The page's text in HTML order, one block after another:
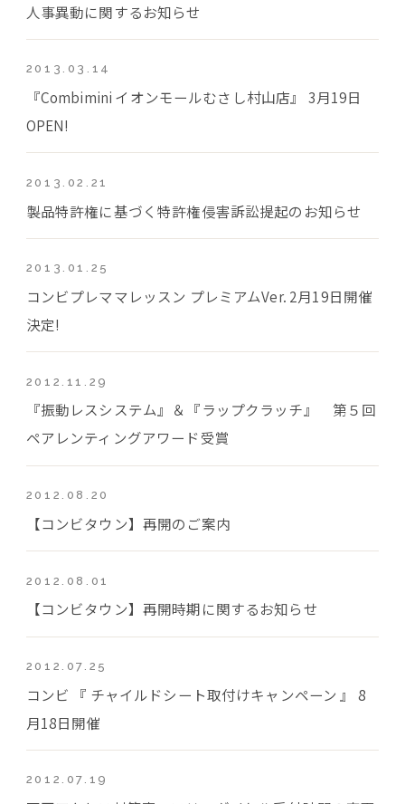
人事異動に関するお知らせ
2013.03.14
『Combimini イオンモールむさし村山店』 3月19日
OPEN!
2013.02.21
製品特許権に基づく特許権侵害訴訟提起のお知らせ
2013.01.25
コンビプレママレッスン プレミアムVer. 2月19日開催
決定!
2012.11.29
『振動レスシステム』＆『ラップクラッチ』 第５回
ペアレンティングアワード受賞
2012.08.20
【コンビタウン】再開のご案内
2012.08.01
【コンビタウン】再開時期に関するお知らせ
2012.07.25
コンビ 『 チャイルドシート取付けキャンペーン 』 8
月18日開催
2012.07.19